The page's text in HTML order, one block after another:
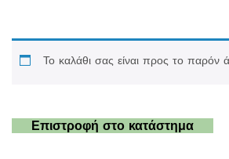
Το καλάθι σας είναι προς το παρόν
Επιστροφή στο κατάστημα